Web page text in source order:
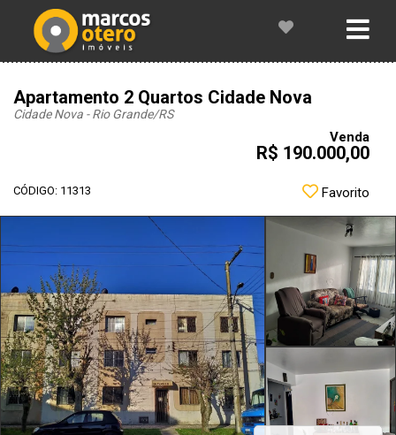
Apartamento 2 Quartos Cidade Nova
Cidade Nova - Rio Grande/RS
Venda
R$ 190.000,00
CÓDIGO: 11313 Favorito